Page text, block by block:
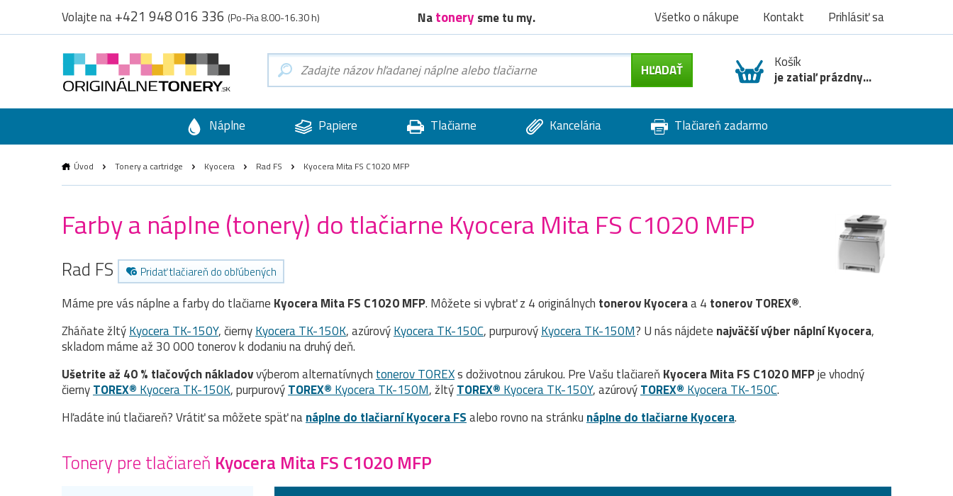
Volajte na+421 948 016 336 (Po-Pia 8.00-16.30 h) Natonery sme tu my. Všetko o nákupe Kontakt Prihlásiť sa
Košík
je zatiaľ prázdny...
Náplne Papiere Tlačiarne Kancelária Tlačiareň zadarmo
Úvod Tonery a cartridge Kyocera Rad FS Kyocera Mita FS C1020 MFP
Farby a náplne (tonery) do tlačiarne Kyocera Mita FS C1020 MFP
Rad FS Pridať tlačiareň do obľúbených
Máme pre vás náplne a farby do tlačiarne Kyocera Mita FS C1020 MFP. Môžete si vybrať z 4 originálnych tonerovKyoceraa 4 tonerov TOREX®.
Zháňate žltýKyocera TK-150Y, čiernyKyocera TK-150K, azúrovýKyocera TK-150C, purpurovýKyocera TK-150M? U nás nájdete najväčší výber náplní Kyocera,
skladom máme až 30 000 tonerov k dodaniu na druhý deň.
Ušetrite až 40 % tlačových nákladovvýberom alternatívnych tonerov TOREXs doživotnou zárukou. Pre Vašu tlačiareň Kyocera Mita FS C1020 MFPje vhodný
čiernyTOREX® Kyocera TK-150K, purpurovýTOREX® Kyocera TK-150M, žltýTOREX® Kyocera TK-150Y, azúrovýTOREX® Kyocera TK-150C.
Hľadáte inú tlačiareň? Vrátiť sa môžete späť nanáplne do tlačiarní Kyocera FSalebo rovno na stránku náplne do tlačiarne Kyocera.
Tonery pre tlačiareň Kyocera Mita FS C1020 MFP